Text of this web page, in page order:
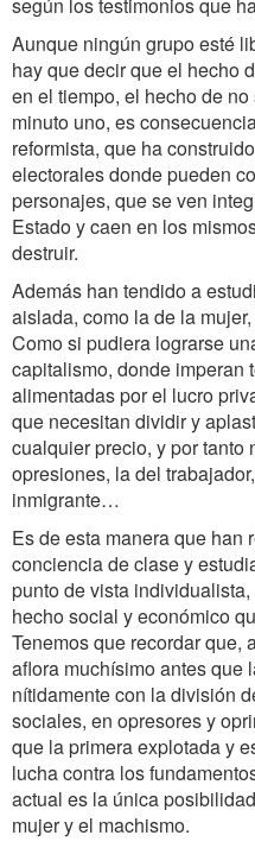
Aunque ningún grupo esté
hay que decir que el hecho
en el tiempo, el hecho de
minuto uno, es
reformista, que ha
electorales donde pueden
personajes, que se ven
Estado y caen en los
destruir.
Además han tendido a
aislada, como la de la
Como si pudiera lograrse
capitalismo, donde imperan
alimentadas por el lucro
que necesitan dividir y
cualquier precio, y por tanto
opresiones, la del
inmigrante…
Es de esta manera que han
conciencia de clase y
punto de vista
hecho social y económico
Tenemos que recordar que,
aflora muchísimo antes que
nítidamente con la división
sociales, en opresores y
que la primera explotada y
lucha contra los
actual es la única
mujer y el machismo.